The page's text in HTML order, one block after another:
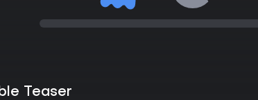
Teaser